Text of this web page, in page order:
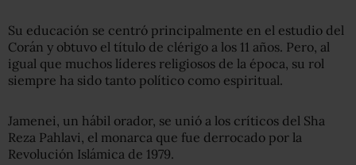
Su educación se centró principalmente en el estudio del
Corán y obtuvo el título de clérigo a los 11 años. Pero, al
igual que muchos líderes religiosos de la época, su rol
siempre ha sido tanto político como espiritual.
Jamenei, un hábil orador, se unió a los críticos del Sha
Reza Pahlavi, el monarca que fue derrocado por la
Revolución Islámica de 1979.